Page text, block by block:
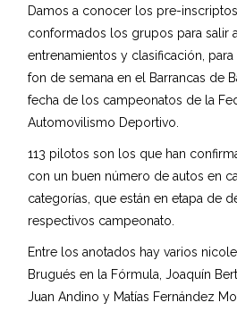
Damos a conocer los pre-
conformados los grupos para salir
entrenamientos y clasificación,
fon de semana en el Barrancas de
fecha de los campeonatos de la
Automovilismo Deportivo.
113 pilotos son los que han
con un buen número de autos en
categorías, que están en etapa de
respectivos campeonato.
Entre los anotados hay varios
Brugués en la Fórmula, Joaquín
Juan Andino y Matías Fernández